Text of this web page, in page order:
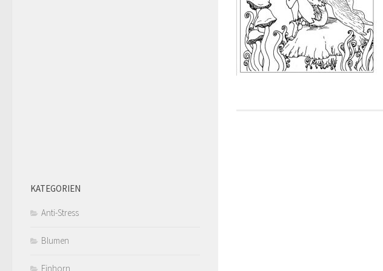
KATEGORIEN
Anti-Stress
Blumen
Einhorn